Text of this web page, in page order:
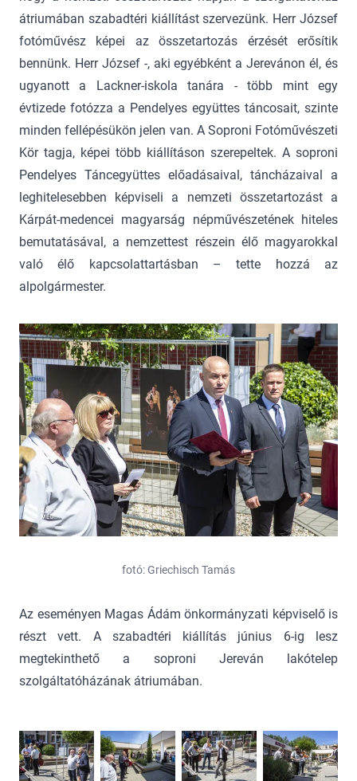
átriumában szabadtéri kiállítást szervezünk. Herr József
fotóművész képei az összetartozás érzését erősítik
bennünk. Herr József -, aki egyébként a Jerevánon él, és
ugyanott a Lackner-iskola tanára - több mint egy
évtizede fotózza a Pendelyes együttes táncosait, szinte
minden fellépésükön jelen van. A Soproni Fotóművészeti
Kör tagja, képei több kiállításon szerepeltek. A soproni
Pendelyes Táncegyüttes előadásaival, táncházaival a
leghitelesebben képviseli a nemzeti összetartozást a
Kárpát-medencei magyarság népművészetének hiteles
bemutatásával, a nemzettest részein élő magyarokkal
való élő kapcsolattartásban – tette hozzá az
alpolgármester.
fotó: Griechisch Tamás
Az eseményen Magas Ádám önkormányzati képviselő is
részt vett. A szabadtéri kiállítás június 6-ig lesz
megtekinthető a soproni Jereván lakótelep
szolgáltatóházának átriumában.